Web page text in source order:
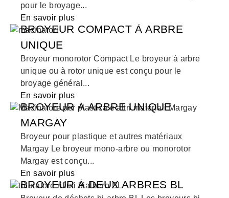
pour le broyage...
En savoir plus
BROYEUR COMPACT À ARBRE
UNIQUE
Broyeur monorotor Compact Le broyeur à arbre
unique ou à rotor unique est conçu pour le
broyage général...
En savoir plus
BROYEUR À ARBRE UNIQUE
MARGAY
Broyeur pour plastique et autres matériaux
Margay Le broyeur mono-arbre ou monorotor
Margay est conçu...
En savoir plus
BROYEUR À DEUX ARBRES BL